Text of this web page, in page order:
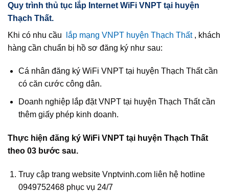
Quy trình thủ tục lắp Internet WiFi VNPT tại huyện
Thạch Thất.
Khi có nhu cầu
lắp mạng VNPT huyện Thạch Thất , khách
hàng cần chuẩn bị hồ sơ đăng ký như sau:
Cá nhân đăng ký WiFi VNPT tại huyện Thạch Thất cần
có căn cước công dân.
Doanh nghiệp lắp đặt VNPT tại huyện Thạch Thất cần
thêm giấy phép kinh doanh.
Thực hiện đăng ký WiFi VNPT tại huyện Thạch Thất
theo 03 bước sau.
Truy cập trang website Vnptvinh.com liên hệ hotline
0949752468 phục vụ 24/7